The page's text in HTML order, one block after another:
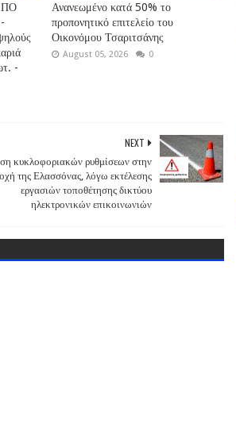
ΠΟ
-
Ανανεωμένο κατά 50% το
προπονητικό επιτελείο του
Οικονόμου Τσαριτσάνης
August 05, 2026 0
NEXT
κυκλοφοριακών ρυθμίσεων στην
της Ελασσόνας, λόγω εκτέλεσης
εργασιών τοποθέτησης δικτύου
ηλεκτρονικών επικοινωνιών